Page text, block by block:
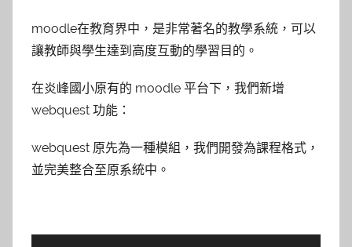
moodle在教育界中，是非常著名的教學系統，可以
讓教師與學生達到高度互動的學習目的。
在炎峰國小原有的 moodle 平台下，我們新增
webquest 功能：
webquest 原先為一種模組，我們開發為課程格式，
並完美整合至原系統中。